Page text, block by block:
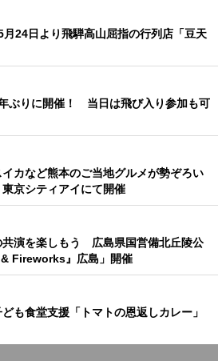
月24日より飛騨高山屈指の行列店「豆天
ぶりに開催！ 当日は飛び入り参加も可
カなど熊本のご当地グルメが勢ぞろい
京シティアイにて開催
共演を楽しもう 広島県国営備北丘陵公
Fireworks』広島」開催
も食堂支援「トマトの恩返しカレー」